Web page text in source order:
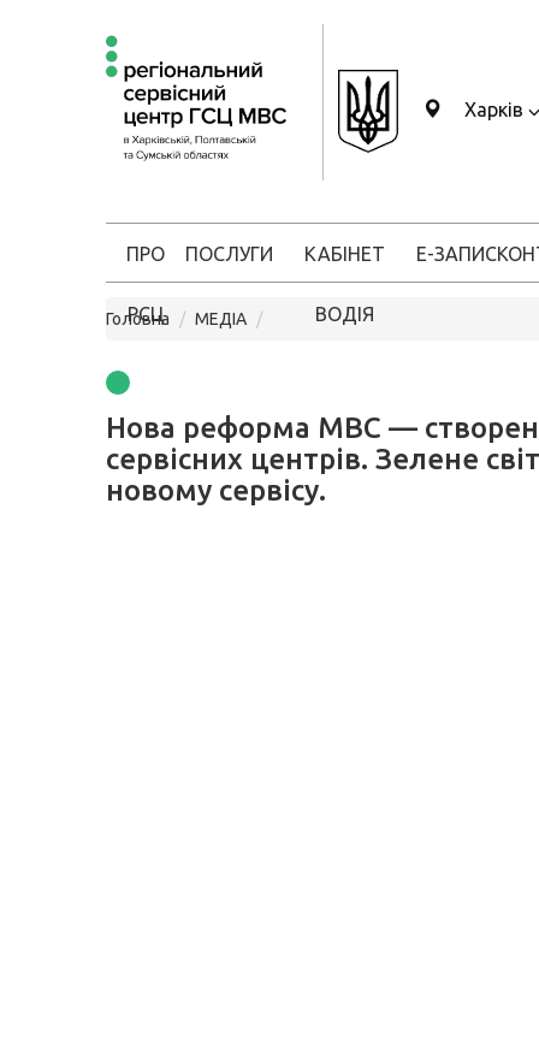
Харків
ПРО
РСЦ
ПОСЛУГИ КАБІНЕТ
ВОДІЯ
Е-ЗАПИС
Головна МЕДІА
Нова реформа МВС —
сервісних центрів. Зелене
новому сервісу.